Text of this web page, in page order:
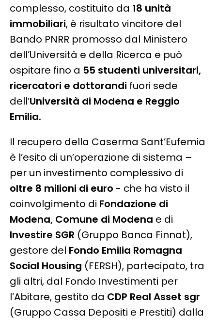
complesso, costituito da 18 unità
immobiliari, è risultato vincitore del
Bando PNRR promosso dal Ministero
dell’Università e della Ricerca e può
ospitare fino a 55 studenti universitari,
ricercatori e dottorandi fuori sede
dell’Università di Modena e Reggio
Emilia.
Il recupero della Caserma Sant’Eufemia
è l’esito di un’operazione di sistema –
per un investimento complessivo di
oltre 8 milioni di euro - che ha visto il
coinvolgimento di Fondazione di
Modena, Comune di Modena e di
Investire SGR (Gruppo Banca Finnat),
gestore del Fondo Emilia Romagna
Social Housing (FERSH), partecipato, tra
gli altri, dal Fondo Investimenti per
l’Abitare, gestito da CDP Real Asset sgr
(Gruppo Cassa Depositi e Prestiti) dalla